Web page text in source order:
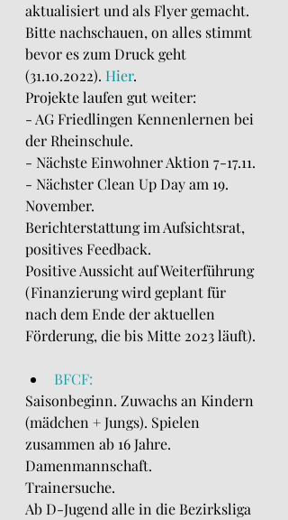
aktualisiert und als Flyer gemacht.
Bitte nachschauen, on alles stimmt
bevor es zum Druck geht
(31.10.2022). Hier.
Projekte laufen gut weiter:
- AG Friedlingen Kennenlernen bei
der Rheinschule.
- Nächste Einwohner Aktion 7-17.11.
- Nächster Clean Up Day am 19.
November.
Berichterstattung im Aufsichtsrat,
positives Feedback.
Positive Aussicht auf Weiterführung
(Finanzierung wird geplant für
nach dem Ende der aktuellen
Förderung, die bis Mitte 2023 läuft).
BFCF:
Saisonbeginn. Zuwachs an Kindern
(mädchen + Jungs). Spielen
zusammen ab 16 Jahre.
Damenmannschaft.
Trainersuche.
Ab D-Jugend alle in die Bezirksliga